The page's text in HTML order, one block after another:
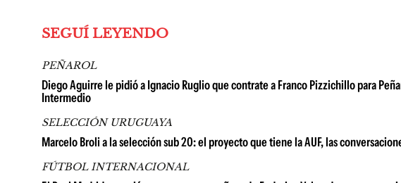
SEGUÍ LEYENDO
PEÑAROL
Diego Aguirre le pidió a Ignacio Ruglio que contrate a Franco Pizzichillo para
Intermedio
SELECCIÓN URUGUAYA
Marcelo Broli a la selección sub 20: el proyecto que tiene la AUF, las
FÚTBOL INTERNACIONAL